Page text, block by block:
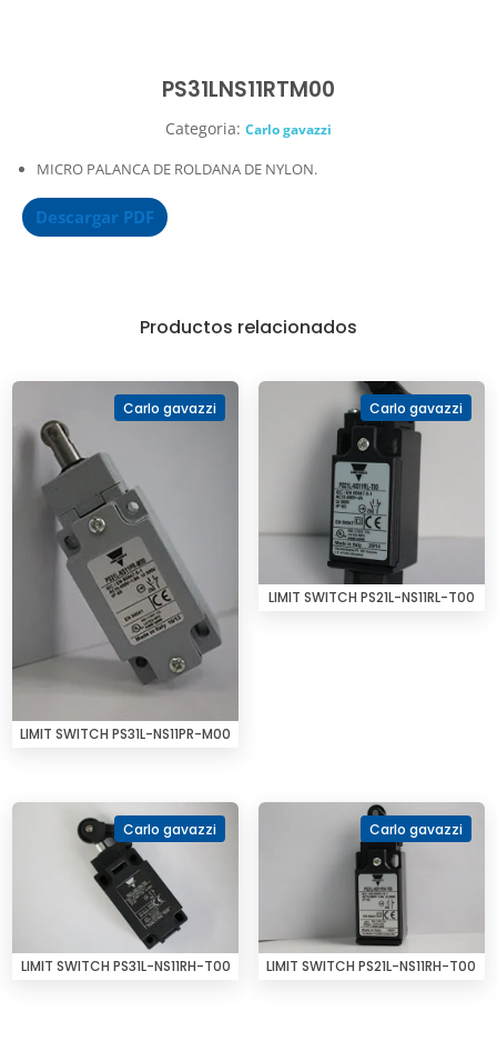
PS31LNS11RTM00
Categoria: Carlo gavazzi
MICRO PALANCA DE ROLDANA DE NYLON.
Descargar PDF
Productos relacionados
Carlo gavazzi
LIMIT SWITCH PS31L-NS11PR-M00
Carlo gavazzi
LIMIT SWITCH PS21L-NS11RL-T00
Carlo gavazzi
LIMIT SWITCH PS31L-NS11RH-T00
Carlo gavazzi
LIMIT SWITCH PS21L-NS11RH-T00